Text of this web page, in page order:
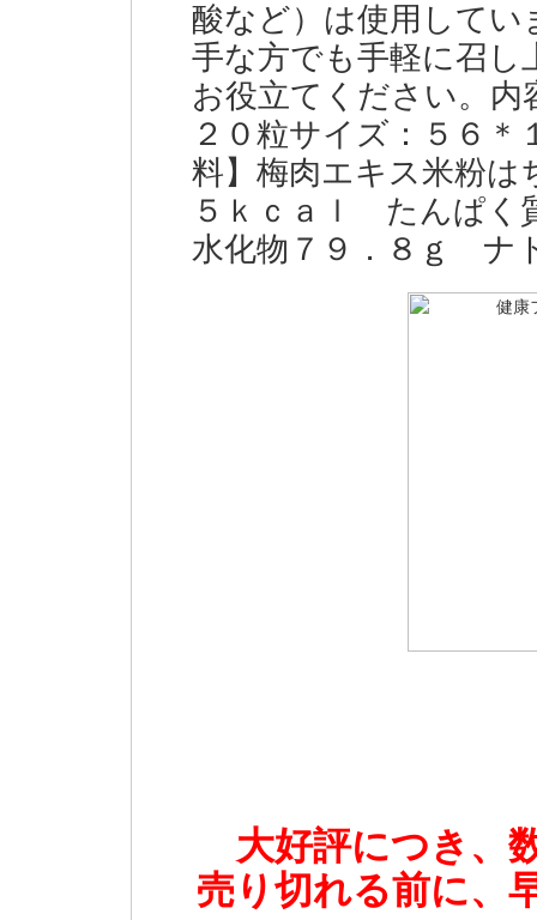
酸など）は使用してい
手な方でも手軽に召し
お役立てください。内
２０粒サイズ：５６＊
料】梅肉エキス米粉は
５ｋｃａｌ たんぱ
水化物７９．８ｇ
大好評につき、
売り切れる前に、